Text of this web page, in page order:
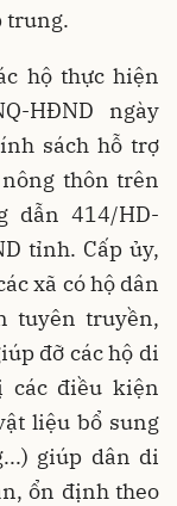
trung.
hộ thực hiện
HĐND ngày
sách hỗ trợ
thôn trên
dẫn 414/HD-
tỉnh. Cấp ủy,
xã có hộ dân
tuyên truyền,
đỡ các hộ di
các điều kiện
liệu bổ sung
giúp dân di
ổn định theo